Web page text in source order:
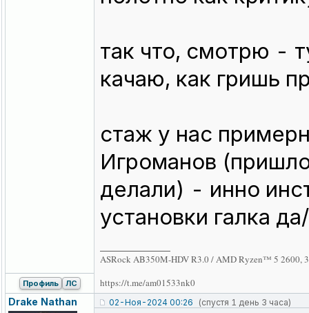
так что, смотрю -
качаю, как гришь
стаж у нас
Игроманов
делали) - инно
установки галка
ASRock AB350M-HDV R3.0 / AMD Ryzen™ 5 2600,
https://t.me/am01533nk0
Профиль ЛС
Drake Nathan 02-Ноя-2024 00:26 (спустя 1 день 3 часа)